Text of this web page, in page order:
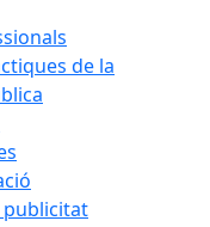
de la
publicitat